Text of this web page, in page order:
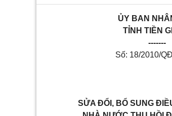
ỦY BAN
TỈNH TIỀN
-------
Số: 18/2010/
SỬA ĐỔI, BỔ SUNG